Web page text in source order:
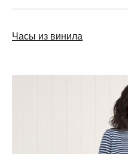
Часы из винила